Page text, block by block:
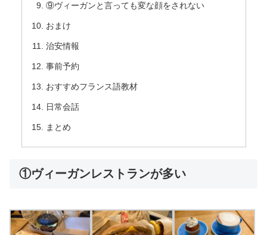
⑨ヴィーガンと言っても変な顔をされない
おまけ
治安情報
事前予約
おすすめフランス語教材
日常会話
まとめ
①ヴィーガンレストランが多い